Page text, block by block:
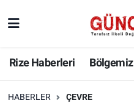
Rize Haberleri Bölgemiz
HABERLER ÇEVRE